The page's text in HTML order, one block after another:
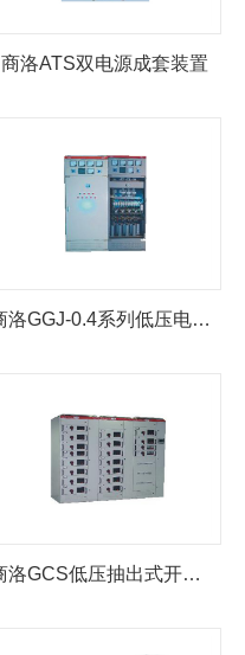
商洛ATS双电源成套装置
商洛GGJ-0.4系列低压电容补偿柜
商洛GCS低压抽出式开关柜